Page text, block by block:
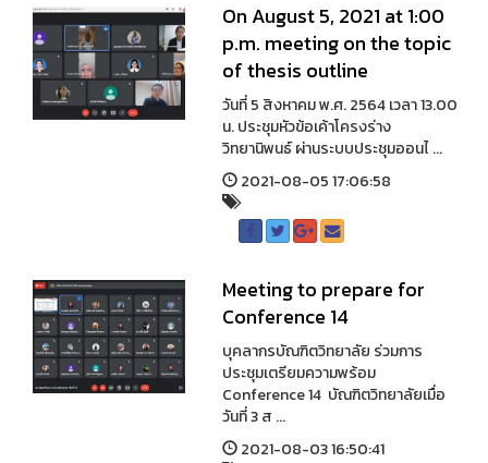
On August 5, 2021 at 1:00
p.m. meeting on the topic
of thesis outline
วันที่ 5 สิงหาคม พ.ศ. 2564 เวลา 13.00
น. ประชุมหัวข้อเค้าโครงร่าง
วิทยานิพนธ์ ผ่านระบบประชุมออนไ ...
2021-08-05 17:06:58
Meeting to prepare for
Conference 14
บุคลากรบัณฑิตวิทยาลัย ร่วมการ
ประชุมเตรียมความพร้อม
Conference 14 บัณฑิตวิทยาลัยเมื่อ
วันที่ 3 ส ...
2021-08-03 16:50:41